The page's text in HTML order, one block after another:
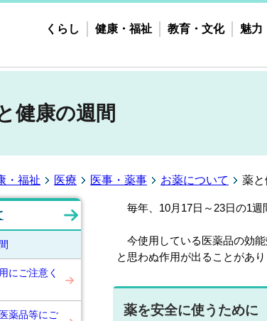
くらし 健康・福祉 教育・文化 魅力
健康の週間
・福祉 医療 医事・薬事 お薬について 薬と
にご注意く
薬品等にご
毎年、10月17日～23日の1週
今使用している医薬品の効
と思わぬ作用が出ることがあ
薬を安全に使うために